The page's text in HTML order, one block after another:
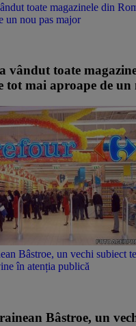
toate magazinele din
un nou pas major
vândut toate
tot mai aproape de
Bâstroe, un vechi subiect
în atenția publică
Bâstroe, un